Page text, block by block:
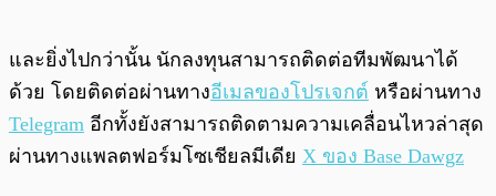
และยิ่งไปกว่านั้น นักลงทุนสามารถติดต่อทีมพัฒนาได้
ด้วย โดยติดต่อผ่านทางอีเมลของโปรเจกต์ หรือผ่านทาง
Telegram อีกทั้งยังสามารถติดตามความเคลื่อนไหวล่าสุด
ผ่านทางแพลตฟอร์มโซเชียลมีเดีย X ของ Base Dawgz